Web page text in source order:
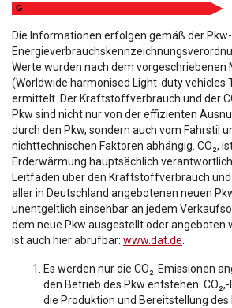
G
Die Informationen erfolgen gemäß der Pkw-
Werte wurden nach dem vorgeschriebenen
(Worldwide harmonised Light-duty vehicles
ermittelt. Der Kraftstoffverbrauch und der
Pkw sind nicht nur von der effizienten
durch den Pkw, sondern auch vom Fahrstil
nichttechnischen Faktoren abhängig. CO₂,
Erderwärmung hauptsächlich
Leitfaden über den Kraftstoffverbrauch und
aller in Deutschland angebotenen neuen
unentgeltlich einsehbar an jedem
dem neue Pkw ausgestellt oder angeboten
ist auch hier abrufbar: www.dat.de.
Es werden nur die CO₂-Emissionen
den Betrieb des Pkw entstehen.
die Produktion und Bereitstellung des